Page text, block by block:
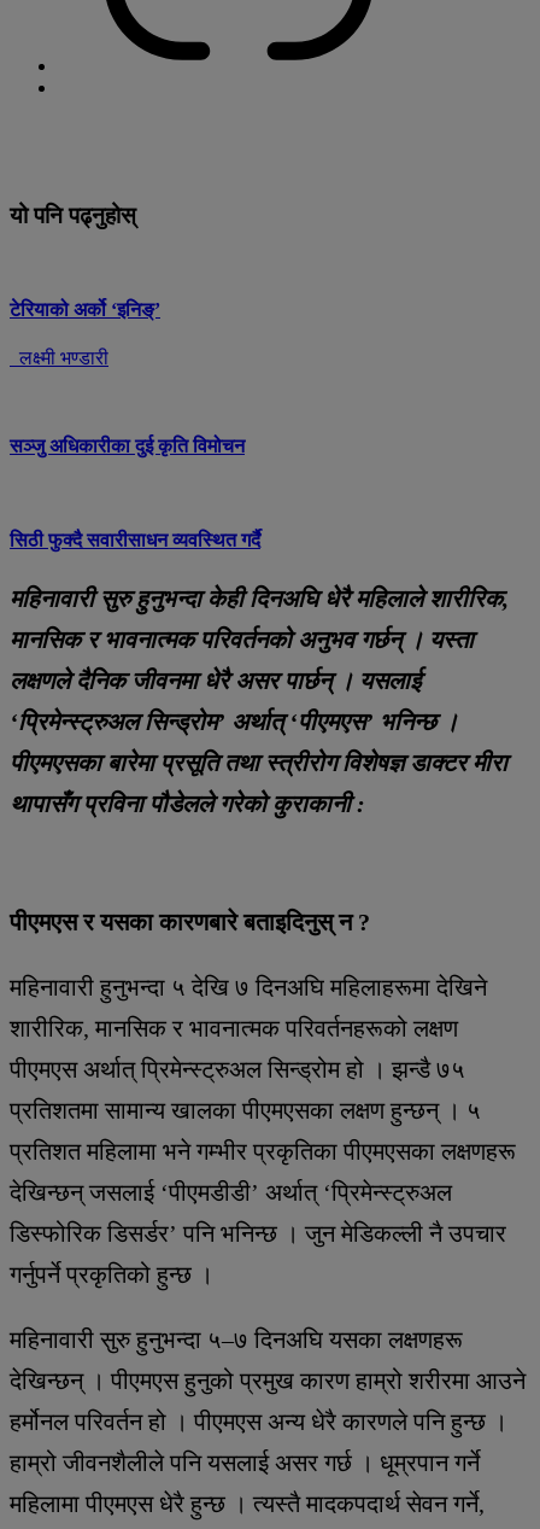
यो पनि पढ्नुहोस्
टेरियाको अर्को ‘इनिङ्’
लक्ष्मी भण्डारी
सञ्जु अधिकारीका दुई कृति विमोचन
सिठी फुक्दै सवारीसाधन व्यवस्थित गर्दै
महिनावारी सुरु हुनुभन्दा केही दिनअघि धेरै महिलाले शारीरिक,
मानसिक र भावनात्मक परिवर्तनको अनुभव गर्छन् । यस्ता
लक्षणले दैनिक जीवनमा धेरै असर पार्छन् । यसलाई
‘प्रिमेन्स्ट्रुअल सिन्ड्रोम’ अर्थात् ‘पीएमएस’ भनिन्छ ।
पीएमएसका बारेमा प्रसूति तथा स्त्रीरोग विशेषज्ञ डाक्टर मीरा
थापासँग प्रविना पौडेलले गरेको कुराकानी :
पीएमएस र यसका कारणबारे बताइदिनुस् न ?
महिनावारी हुनुभन्दा ५ देखि ७ दिनअघि महिलाहरूमा देखिने
शारीरिक, मानसिक र भावनात्मक परिवर्तनहरूको लक्षण
पीएमएस अर्थात् प्रिमेन्स्ट्रुअल सिन्ड्रोम हो । झन्डै ७५
प्रतिशतमा सामान्य खालका पीएमएसका लक्षण हुन्छन् । ५
प्रतिशत महिलामा भने गम्भीर प्रकृतिका पीएमएसका लक्षणहरू
देखिन्छन् जसलाई ‘पीएमडीडी’ अर्थात् ‘प्रिमेन्स्ट्रुअल
डिस्फोरिक डिसर्डर’ पनि भनिन्छ । जुन मेडिकल्ली नै उपचार
गर्नुपर्ने प्रकृतिको हुन्छ ।
महिनावारी सुरु हुनुभन्दा ५–७ दिनअघि यसका लक्षणहरू
देखिन्छन् । पीएमएस हुनुको प्रमुख कारण हाम्रो शरीरमा आउने
हर्मोनल परिवर्तन हो । पीएमएस अन्य धेरै कारणले पनि हुन्छ ।
हाम्रो जीवनशैलीले पनि यसलाई असर गर्छ । धूम्रपान गर्ने
महिलामा पीएमएस धेरै हुन्छ । त्यस्तै मादकपदार्थ सेवन गर्ने,